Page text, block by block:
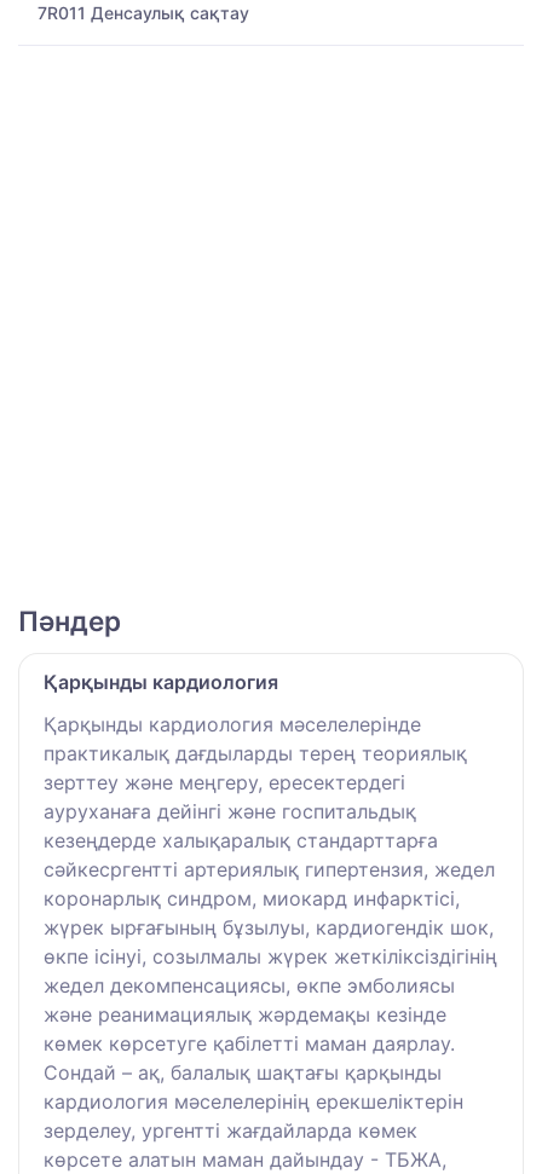
7R011 Денсаулық сақтау
Пәндер
Қарқынды кардиология
Қарқынды кардиология мәселелерінде
практикалық дағдыларды терең теориялық
зерттеу және меңгеру, ересектердегі
ауруханаға дейінгі және госпитальдық
кезеңдерде халықаралық стандарттарға
сәйкесргентті артериялық гипертензия, жедел
коронарлық синдром, миокард инфарктісі,
жүрек ырғағының бұзылуы, кардиогендік шок,
өкпе ісінуі, созылмалы жүрек жеткіліксіздігінің
жедел декомпенсациясы, өкпе эмболиясы
және реанимациялық жәрдемақы кезінде
көмек көрсетуге қабілетті маман даярлау.
Сондай – ақ, балалық шақтағы қарқынды
кардиология мәселелерінің ерекшеліктерін
зерделеу, ургентті жағдайларда көмек
көрсете алатын маман дайындау - ТБЖА,